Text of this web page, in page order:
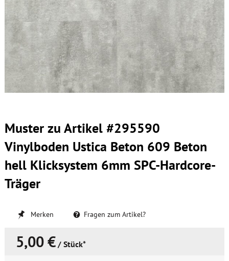
Muster zu Artikel #295590
Vinylboden Ustica Beton 609 Beton
hell Klicksystem 6mm SPC-Hardcore-
Träger
Merken Fragen zum Artikel?
5,00 € / Stück*